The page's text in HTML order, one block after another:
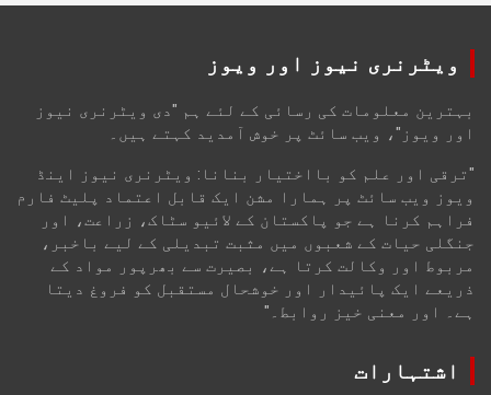
ویٹرنری نیوز اور ویوز
بہترین معلومات کی رسائی کے لئے ہم "دی ویٹرنری نیوز
اور ویوز"، ویب سائٹ پر خوش آمدید کہتے ہیں۔
"ترقی اور علم کو بااختیار بنانا: ویٹرنری نیوز اینڈ
ویوز ویب سائٹ پر ہمارا مشن ایک قابل اعتماد پلیٹ فارم
فراہم کرنا ہے جو پاکستان کے لائیو سٹاک، زراعت، اور
جنگلی حیات کے شعبوں میں مثبت تبدیلی کے لیے باخبر،
مربوط اور وکالت کرتا ہے، بصیرت سے بھرپور مواد کے
ذریعے ایک پائیدار اور خوشحال مستقبل کو فروغ دیتا
ہے۔ اور معنی خیز روابط۔"
اشتہارات